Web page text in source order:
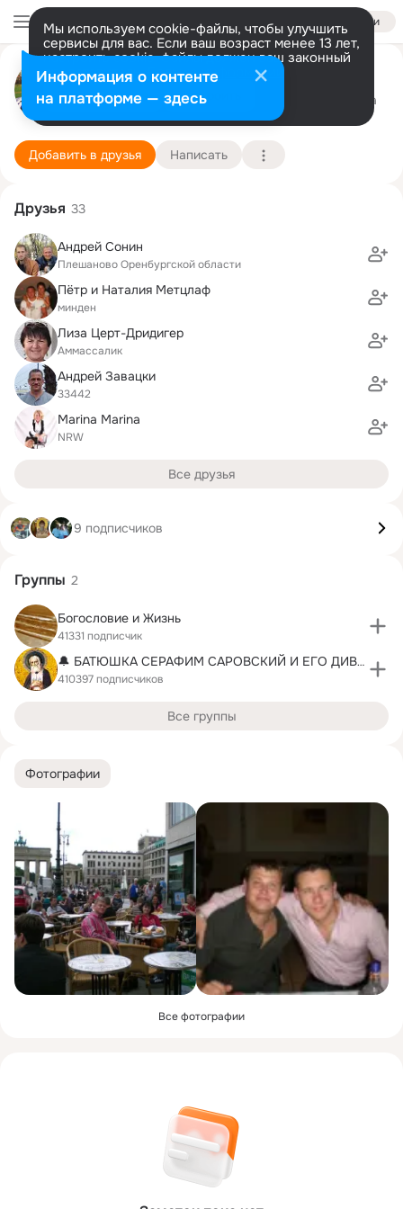
Войти
Мы используем cookie-файлы, чтобы улучшить
сервисы для вас. Если ваш возраст менее 13 лет,
настроить cookie-файлы должен ваш законный
представитель. Больше информации
Разрешить все Настроить
Алехандер Винс
Варендорф 14 апреля (54 года)
1 школа
Подробнее
Добавить в друзья Написать
Фотографии
Все фотографии
Друзья 33
Андрей Сонин
Плешаново Оренбургской области
Пётр и Наталия Метцлаф
минден
Лиза Церт-Дридигер
Аммассалик
Андрей Завацки
33442
Marina Marina
NRW
Все друзья
9 подписчиков
Группы 2
Богословие и Жизнь
41331 подписчик
🔔 БАТЮШКА СЕРАФИМ САРОВСКИЙ И ЕГО ДИВЕЕВО
410397 подписчиков
Все группы
Информация о контенте
на платформе — здесь